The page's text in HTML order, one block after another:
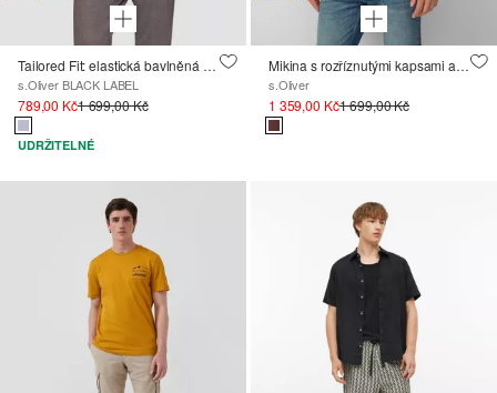
Tailored Fit: elastická bavlněná košile se strukturovaným vzorem
s.Oliver BLACK LABEL
789,00 Kč1 699,00 Kč
UDRŽITELNÉ
Mikina s rozříznutými kapsami a nášivkou se štítkem
s.Oliver
1 359,00 Kč1 699,00 Kč